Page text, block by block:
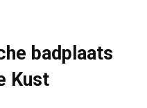
badplaats
Kust